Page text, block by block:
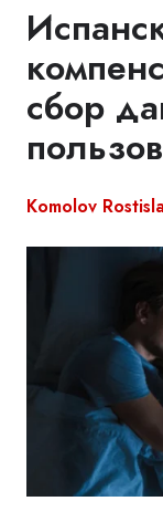
сбор
Komolov